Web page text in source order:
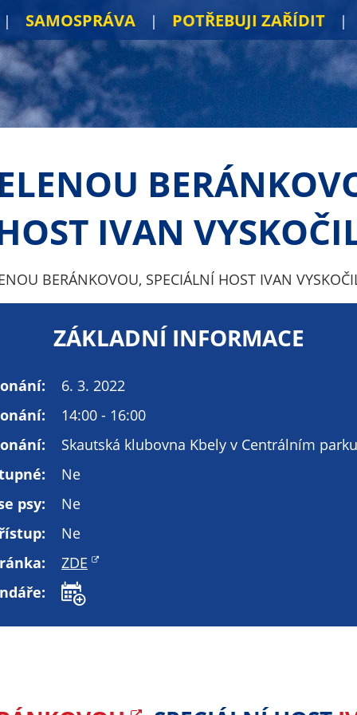
SAMOSPRÁVA POTŘEBUJI ZAŘÍDIT
IVAN
BERÁNKOVOU, SPECIÁLNÍ HOST IVAN
ZÁKLADNÍ INFORMACE
6. 3. 2022
14:00 - 16:00
Skautská klubovna Kbely v Centrálním parku
Ne
psy:
Ne
Ne
ZDE
nezbytné pro
správné
cookies na
cookies